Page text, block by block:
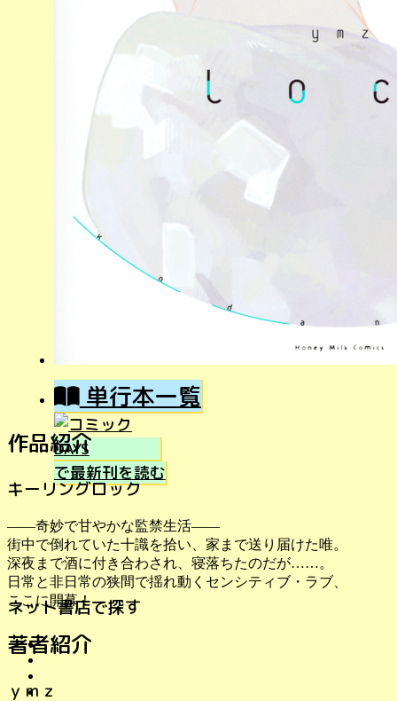
単行本一覧
で最新刊を読む
ネット書店で探す
作品紹介
キーリングロック
――奇妙で甘やかな監禁生活――
街中で倒れていた十識を拾い、家まで送り届けた唯。
深夜まで酒に付き合わされ、寝落ちたのだが……。
日常と非日常の狭間で揺れ動くセンシティブ・ラブ、
ここに開幕！
著者紹介
ｙｍｚ